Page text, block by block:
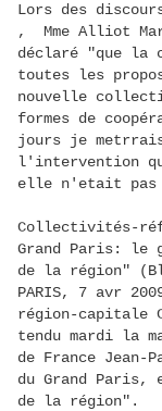
Lors des
, Mme Alliot
déclaré "que la
toutes les
nouvelle
formes de
jours je
l'intervention
elle n'etait pas
Collectivités-
Grand Paris: le
de la région"
PARIS, 7 avr
région-capitale
tendu mardi la
de France Jean-
du Grand Paris,
de la région".